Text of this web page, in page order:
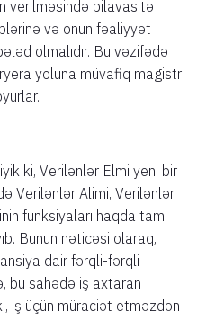
verilməsində bilavasitə
və onun fəaliyyət
olmalıdır. Bu vəzifədə
yoluna müvafiq magistr
ki, Verilənlər Elmi yeni bir
Verilənlər Alimi, Verilənlər
funksiyaları haqda tam
Bunun nəticəsi olaraq,
dair fərqli-fərqli
bu sahədə iş axtaran
iş üçün müraciət etməzdən